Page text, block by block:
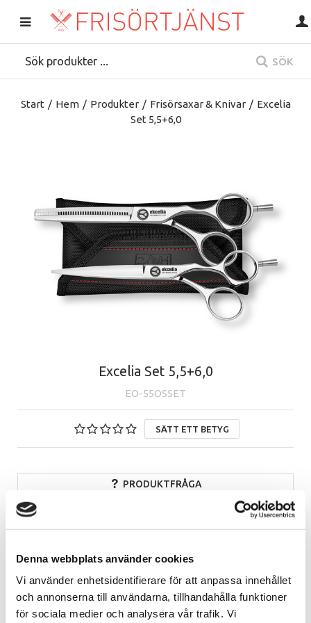
Denna webbplats använder cookies
Vi använder enhetsidentifierare för att anpassa innehållet
och annonserna till användarna, tillhandahålla funktioner
för sociala medier och analysera vår trafik. Vi
SÖK
Start / Hem / Produkter / Frisörsaxar & Knivar / Excelia
Set 5,5+6,0
Excelia Set 5,5+6,0
EO-55OSSET
SÄTT ETT BETYG
PRODUKTFRÅGA
Beskrivning